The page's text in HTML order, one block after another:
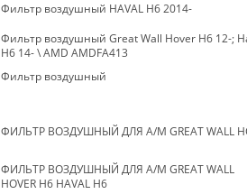
Фильтр воздушный HAVAL H6 2014-
Фильтр воздушный Great Wall Hover H6 12-;
H6 14- \ AMD AMDFA413
Фильтр воздушный
ФИЛЬТР ВОЗДУШНЫЙ ДЛЯ А/М GREAT WALL
HOVER H6 HAVAL H6